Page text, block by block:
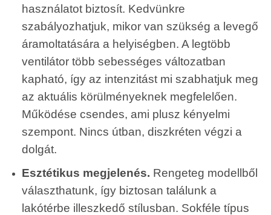
használatot biztosít. Kedvünkre
szabályozhatjuk, mikor van szükség a levegő
áramoltatására a helyiségben. A legtöbb
ventilátor több sebességes változatban
kapható, így az intenzitást mi szabhatjuk meg
az aktuális körülményeknek megfelelően.
Működése csendes, ami plusz kényelmi
szempont. Nincs útban, diszkréten végzi a
dolgát.
Esztétikus megjelenés. Rengeteg modellből
választhatunk, így biztosan találunk a
lakótérbe illeszkedő stílusban. Sokféle típus